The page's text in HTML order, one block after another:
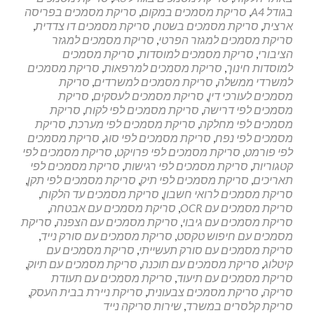
בגודל A4
, סריקת מסמכים במקום, סריקת מסמכים בפריסה
ארצית, סריקת מסמכים בשטח, סריקת מסמכים דו צדדית,
סריקת מסמכים למגזר הפרטי, סריקת מסמכים למגזר
הציבורי, סריקת מסמכים למוסדות, סריקת מסמכים
למוסדות חינוך, סריקת מסמכים למרפאות, סריקת מסמכים
למשרדי ממשלה, סריקת מסמכים למשרדים, סריקת
מסמכים לעורכי דין, סריקת מסמכים לעסקים, סריקת
מסמכים לפי דרישה, סריקת מסמכים לפי לקוח, סריקת
מסמכים לפי מחלקה, סריקת מסמכים לפי מערכת, סריקת
מסמכים לפי נפח, סריקת מסמכים לפי סוג, סריקת מסמכים
לפי פורמט, סריקת מסמכים לפי פרויקט, סריקת מסמכים לפי
קטגוריות, סריקת מסמכים לפי רגישות, סריקת מסמכים לפי
תאריכים, סריקת מסמכים לפי תיק, סריקת מסמכים לפי תקן,
סריקת מסמכים לרואי חשבון, סריקת מסמכים עד הלקוח,
סריקת מסמכים עם OCR
, סריקת מסמכים עם אבטחה,
סריקת מסמכים עם גיבוי, סריקת מסמכים עם הצפנה, סריקת
מסמכים עם חיפוש טקסט, סריקת מסמכים עם סורק נייד,
סריקת מסמכים עם סורק תעשייתי, סריקת מסמכים עם
קיטלוג, סריקת מסמכים עם תוכנה, סריקת מסמכים עם תיוק,
סריקת מסמכים עם תיעוד, סריקת מסמכים עם תעודת
סריקה, סריקת מסמכים צבעונית, סריקת ניירת בבית העסק,
סריקת קלסרים במשרד, שירות סריקה נייד